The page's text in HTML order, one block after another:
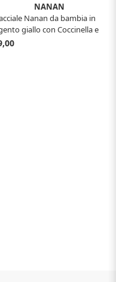
NANAN
Nanan da bambia in
giallo con Coccinella e
NAN0604